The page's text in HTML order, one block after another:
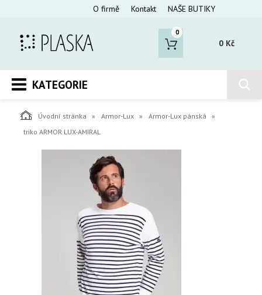
O firmě Kontakt NAŠE BUTIKY
0
0 Kč
KATEGORIE
Úvodní stránka Armor-Lux
Armor-Lux pánská
triko ARMOR LUX-AMIRAL